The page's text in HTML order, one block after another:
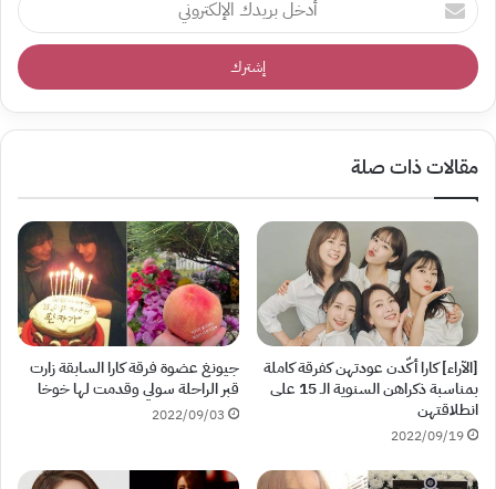
بريدك
الإلكتروني
مقالات ذات صلة
[الآراء] كارا أكّدن عودتهن كفرقة كاملة
بمناسبة ذكراهن السنوية الـ 15 على
انطلاقتهن
2022/09/19
جيونغ عضوة فرقة كارا السابقة زارت
قبر الراحلة سولي وقدمت لها خوخا
2022/09/03